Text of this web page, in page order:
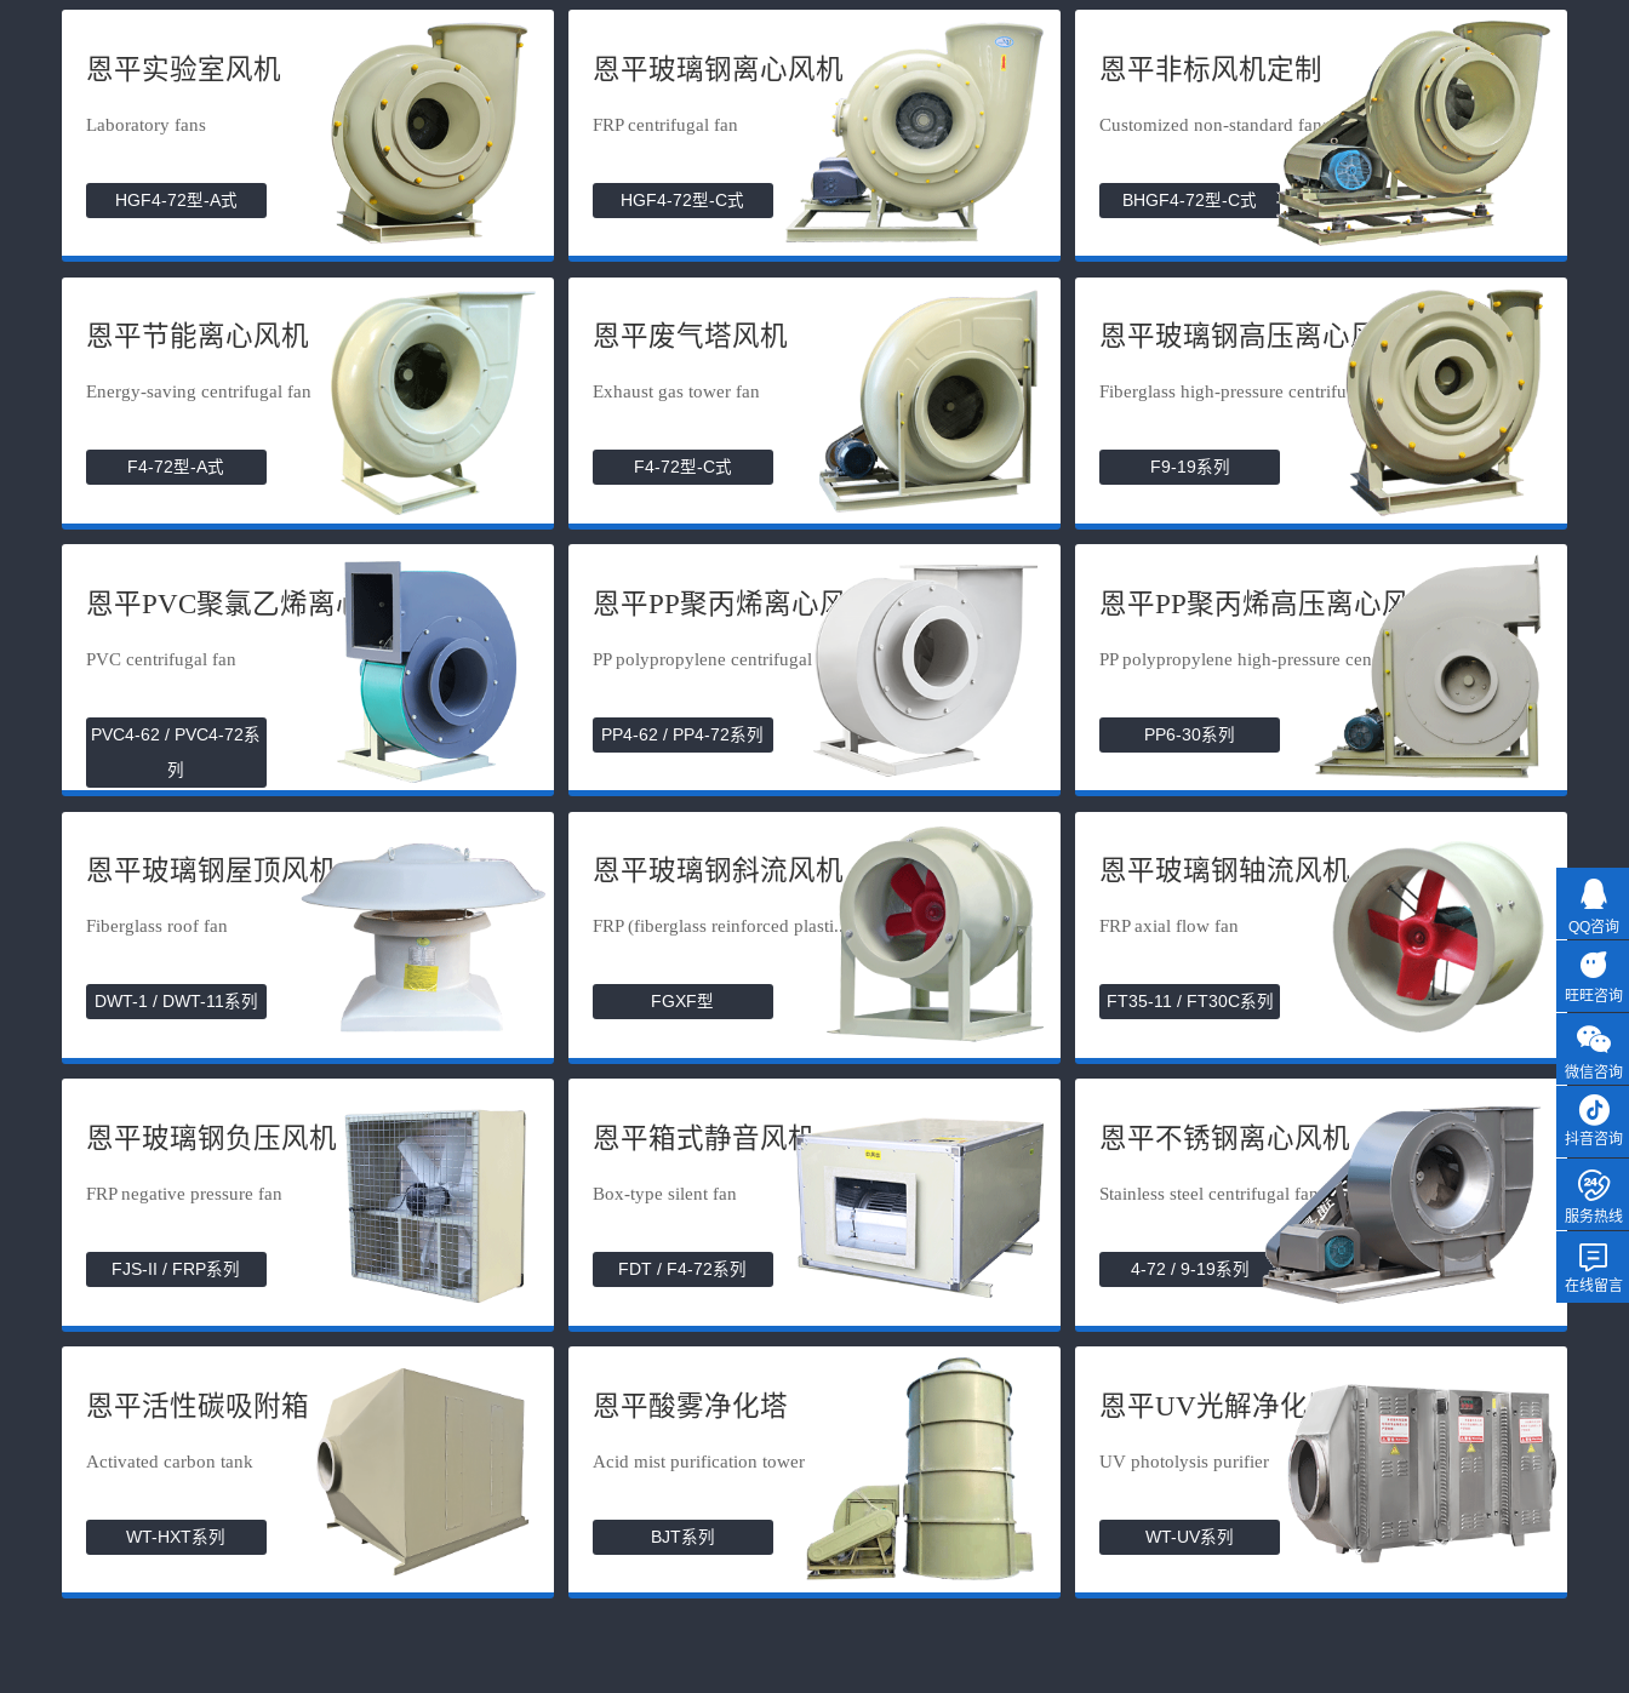
恩平实验室风机
Laboratory fans
HGF4-72型-A式
恩平玻璃钢离心风机
FRP centrifugal fan
HGF4-72型-C式
恩平非标风机定制
Customized non-standard fans
BHGF4-72型-C式
恩平节能离心风机
Energy-saving centrifugal fan
F4-72型-A式
恩平废气塔风机
Exhaust gas tower fan
F4-72型-C式
恩平玻璃钢高压离心风机
Fiberglass high-pressure centrifuga...
F9-19系列
恩平PVC聚氯乙烯离心风机
PVC centrifugal fan
PVC4-62 / PVC4-72系
列
恩平PP聚丙烯离心风机
PP polypropylene centrifugal fan
PP4-62 / PP4-72系列
恩平PP聚丙烯高压离心风机
PP polypropylene high-pressure cen...
PP6-30系列
恩平玻璃钢屋顶风机
Fiberglass roof fan
DWT-1 / DWT-11系列
恩平玻璃钢斜流风机
FRP (fiberglass reinforced plasti...
FGXF型
恩平玻璃钢轴流风机
FRP axial flow fan
FT35-11 / FT30C系列
恩平玻璃钢负压风机
FRP negative pressure fan
FJS-II / FRP系列
恩平箱式静音风机
Box-type silent fan
FDT / F4-72系列
恩平不锈钢离心风机
Stainless steel centrifugal fan
4-72 / 9-19系列
恩平活性碳吸附箱
Activated carbon tank
WT-HXT系列
恩平酸雾净化塔
Acid mist purification tower
BJT系列
恩平UV光解净化器
UV photolysis purifier
WT-UV系列
QQ咨询
旺旺咨询
微信咨询
抖音咨询
服务热线
在线留言